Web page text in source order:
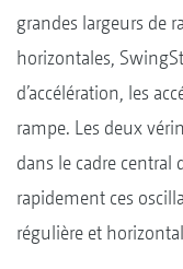
grandes largeurs de
horizontales,
d’accélération, les
rampe. Les deux
dans le cadre
rapidement ces
régulière et